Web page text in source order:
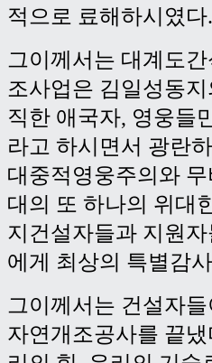
적으로 료해하시였다.
그이께서는 대계도
조사업은 김일성동
직한 애국자, 영웅들
라고 하시면서 광란
대중적영웅주의와
대의 또 하나의 위대
지건설자들과 지원
에게 최상의 특별감
그이께서는 건설자
자연개조공사를 끝